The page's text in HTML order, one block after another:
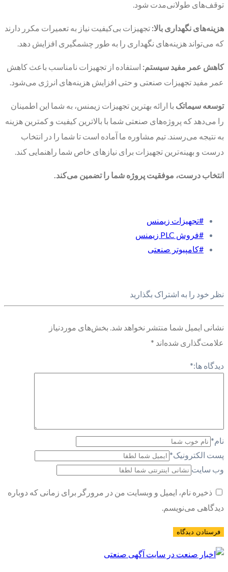
توقف‌های طولانی‌مدت شود.
هزینه‌های نگهداری بالا: تجهیزات بی‌کیفیت نیاز به تعمیرات مکرر دارند
که می‌تواند هزینه‌های نگهداری را به طور چشمگیری افزایش دهد.
کاهش عمر مفید سیستم: استفاده از تجهیزات نامناسب باعث کاهش
عمر مفید تجهیزات صنعتی و حتی افزایش هزینه‌های انرژی می‌شود.
توسعه سیماتک با ارائه بهترین تجهیزات زیمنس، به شما این اطمینان
را می‌دهد که پروژه‌های صنعتی شما با بالاترین کیفیت و کمترین هزینه
به نتیجه می‌رسند. تیم مشاوره ما آماده است تا شما را در انتخاب
درست و بهینه‌ترین تجهیزات برای نیازهای خاص شما راهنمایی کند.
انتخاب درست، موفقیت پروژه شما را تضمین می‌کند.
#تجهیزات زیمنس
#فروش PLC زیمنس
#کامپیوتر صنعتی
نظر خود را به اشتراک بگذارید
نشانی ایمیل شما منتشر نخواهد شد. بخش‌های موردنیاز
علامت‌گذاری شده‌اند *
دیدگاه ها:*
نام*
پست الکترونیک*
وب سایت
ذخیره نام، ایمیل و وبسایت من در مرورگر برای زمانی که دوباره
دیدگاهی می‌نویسم.